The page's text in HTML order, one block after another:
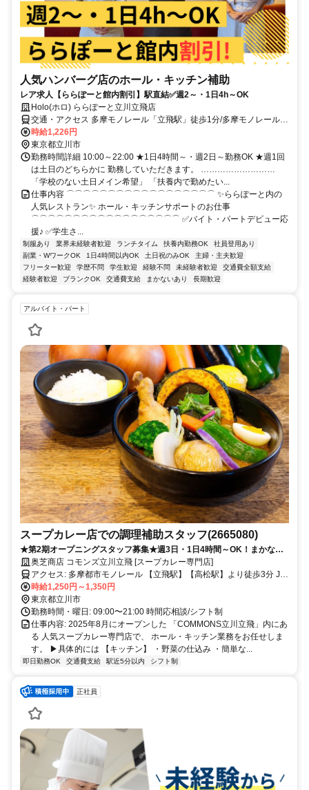
人気ハンバーグ店のホール・キッチン補助
レア求人【ららぽーと館内割引】駅直結✅週2～・1日4h～OK
Holo(ホロ) ららぽーと立川立飛店
交通・アクセス 多摩モノレール「立飛駅」徒歩1分/多摩モノレール
「泉体育館駅」徒歩7分/JR線「立川駅」車8分
時給1,226円
東京都立川市
勤務時間詳細 10:00～22:00 ★1日4時間～・週2日～勤務OK ★週1回
は土日のどちらかに 勤務していただきます。 ………………………
「学校のない土日メイン希望」 「扶養内で勤めたい...
仕事内容 ⌒⌒⌒⌒⌒⌒⌒⌒⌒⌒⌒⌒⌒⌒⌒⌒⌒⌒ ✨ららぽーと内の
人気レストラン✨ ホール・キッチンサポートのお仕事
⌒⌒⌒⌒⌒⌒⌒⌒⌒⌒⌒⌒⌒⌒⌒⌒⌒⌒ ✅バイト・パートデビュー応
援♪ ✅学生さ...
制服あり 業界未経験者歓迎 ランチタイム 扶養内勤務OK
社員登用あり
副業・WワークOK
1日4時間以内OK 土日祝のみOK
主婦・主夫歓迎
フリーター歓迎
学歴不問 学生歓迎 経験不問 未経験者歓迎
交通費全額支給
経験者歓迎
ブランクOK 交通費支給 まかないあり 長期歓迎
アルバイト・パート
スープカレー店での調理補助スタッフ(2665080)
★第2期オープニングスタッフ募集★週3日・1日4時間～OK！まかない1
食150円◎カレー好き集まれ！
奥芝商店 コモンズ立川立飛 [スープカレー専門店]
アクセス: 多摩都市モノレール 【立飛駅】【高松駅】より徒歩3分 JR
中央線 立川駅より徒歩25分
時給1,250円～1,350円
東京都立川市
勤務時間・曜日: 09:00〜21:00 時間応相談/シフト制
仕事内容: 2025年8月にオープンした 「COMMONS立川立飛」内にあ
る 人気スープカレー専門店で、 ホール・キッチン業務をお任せしま
す。 ▶具体的には 【キッチン】 ・野菜の仕込み ・簡単な...
即日勤務OK 交通費支給 駅近5分以内 シフト制
正社員